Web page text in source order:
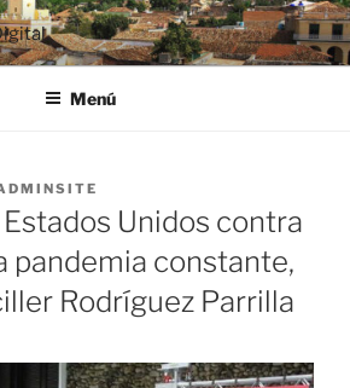
DIGITAL
del Caribe
Menú
Unidos contra
pandemia constante,
Rodríguez Parrilla